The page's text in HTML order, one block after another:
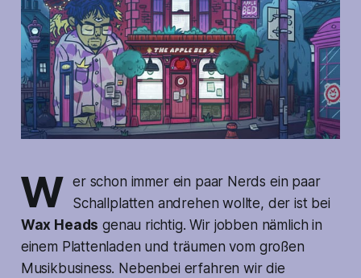
W er schon immer ein paar Nerds ein paar
Schallplatten andrehen wollte, der ist bei
Wax Heads genau richtig. Wir jobben nämlich in
einem Plattenladen und träumen vom großen
Musikbusiness. Nebenbei erfahren wir die